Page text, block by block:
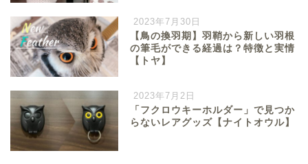
2023年7月30日
【鳥の換羽期】羽鞘から新しい羽根
の筆毛ができる経過は？特徴と実情
【トヤ】
2023年7月2日
「フクロウキーホルダー」で見つか
らないレアグッズ【ナイトオウル】